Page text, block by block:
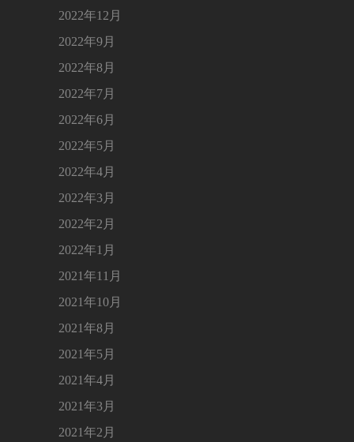
2022年12月
2022年9月
2022年8月
2022年7月
2022年6月
2022年5月
2022年4月
2022年3月
2022年2月
2022年1月
2021年11月
2021年10月
2021年8月
2021年5月
2021年4月
2021年3月
2021年2月